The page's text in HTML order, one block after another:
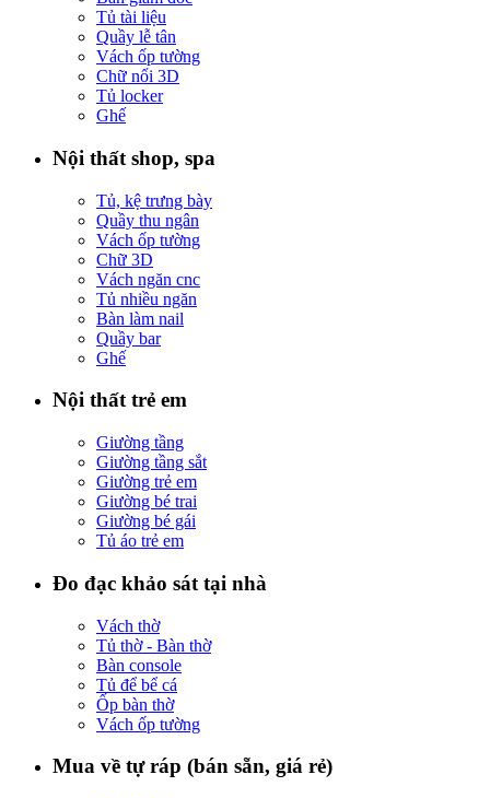
Tủ tài liệu
Quầy lễ tân
Vách ốp tường
Chữ nổi 3D
Tủ locker
Ghế
Nội thất shop, spa
Tủ, kệ trưng bày
Quầy thu ngân
Vách ốp tường
Chữ 3D
Vách ngăn cnc
Tủ nhiều ngăn
Bàn làm nail
Quầy bar
Ghế
Nội thất trẻ em
Giường tầng
Giường tầng sắt
Giường trẻ em
Giường bé trai
Giường bé gái
Tủ áo trẻ em
Đo đạc khảo sát tại nhà
Vách thờ
Tủ thờ - Bàn thờ
Bàn console
Tủ để bể cá
Ốp bàn thờ
Vách ốp tường
Mua về tự ráp (bán sẵn, giá rẻ)